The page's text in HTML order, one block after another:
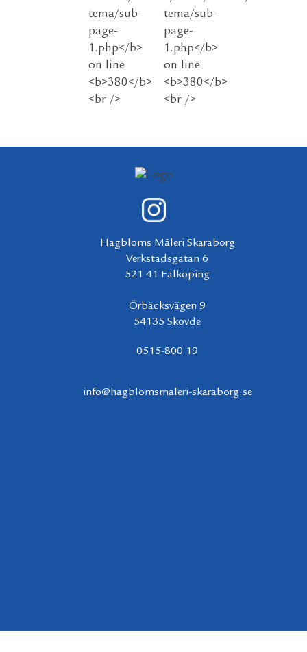
Hagbloms Måleri Skaraborg
Verkstadsgatan 6
521 41 Falköping
Örbäcksvägen 9
54135 Skövde
0515-800 19
info@hagblomsmaleri-skaraborg.se